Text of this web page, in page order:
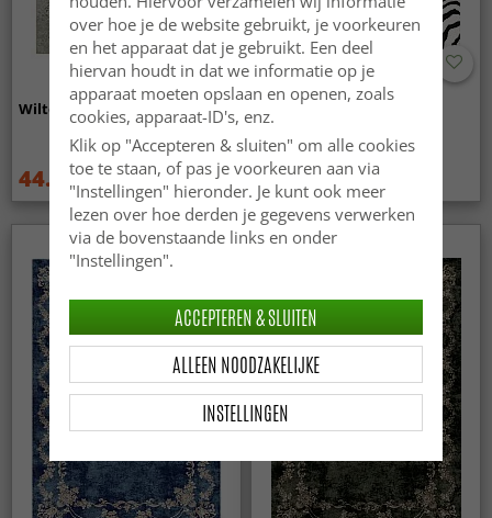
Wilton - Mateur (beige)
44.99 € 59.99 €
Wilton - Zebra (zwart/wit)
44.99 € 59.99 €
over hoe je de website gebruikt, je voorkeuren
en het apparaat dat je gebruikt. Een deel
hiervan houdt in dat we informatie op je
apparaat moeten opslaan en openen, zoals
cookies, apparaat-ID's, enz.
Klik op "Accepteren & sluiten" om alle cookies
toe te staan, of pas je voorkeuren aan via
"Instellingen" hieronder. Je kunt ook meer
lezen over hoe derden je gegevens verwerken
via de bovenstaande links en onder
"Instellingen".
INSTELLINGEN
ALLEEN NOODZAKELIJKE
ACCEPTEREN & SLUITEN